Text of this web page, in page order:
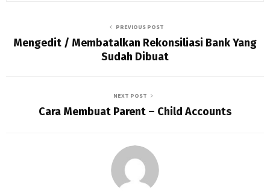
PREVIOUS POST
Mengedit / Membatalkan Rekonsiliasi Bank Yang
Sudah Dibuat
NEXT POST
Cara Membuat Parent – Child Accounts